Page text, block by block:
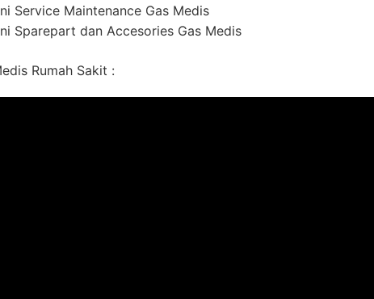
Service Maintenance Gas Medis
Sparepart dan Accesories Gas Medis
Rumah Sakit :